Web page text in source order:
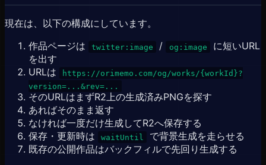
現在は、以下の構成にしています。
作品ページは
twitter:image / og:image
に短いURL
を出す
URLは
https://orimemo.com/og/works/{workId}?
version=...&rev=...
そのURLはまずR2上の生成済みPNGを探す
あればそのまま返す
なければ一度だけ生成してR2へ保存する
保存・更新時は
waitUntil
で背景生成を走らせる
既存の公開作品はバックフィルで先回り生成する